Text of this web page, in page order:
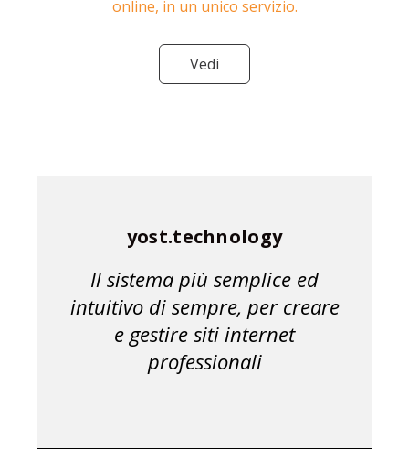
online, in un unico servizio.
Vedi
yost.technology
Il sistema più semplice ed
intuitivo di sempre, per creare
e gestire siti internet
professionali